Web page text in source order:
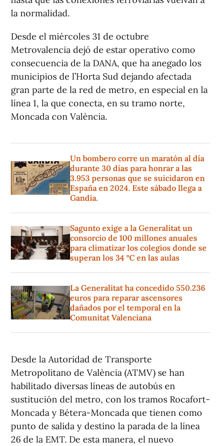
la normalidad.
Desde el miércoles 31 de octubre
Metrovalencia dejó de estar operativo como
consecuencia de la DANA, que ha anegado los
municipios de l’Horta Sud dejando afectada
gran parte de la red de metro, en especial en la
línea 1, la que conecta, en su tramo norte,
Moncada con València.
Un bombero corre un maratón al día
durante 30 días para honrar a las
3.953 personas que se suicidaron en
España en 2024. Este sábado llega a
Gandia.
Sagunto exige a la Generalitat un
consorcio de 100 millones anuales
para climatizar los colegios donde se
superan los 34 °C en las aulas
La Generalitat ha concedido 550.236
euros para reparar ascensores
dañados por el temporal en la
Comunitat Valenciana
Desde la Autoridad de Transporte
Metropolitano de València (ATMV) se han
habilitado diversas líneas de autobús en
sustitución del metro, con los tramos Rocafort-
Moncada y Bétera-Moncada que tienen como
punto de salida y destino la parada de la línea
26 de la EMT. De esta manera, el nuevo